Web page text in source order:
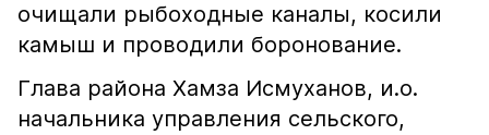
очищали рыбоходные каналы, косили
камыш и проводили боронование.
Глава района Хамза Исмуханов, и.о.
начальника управления сельского,